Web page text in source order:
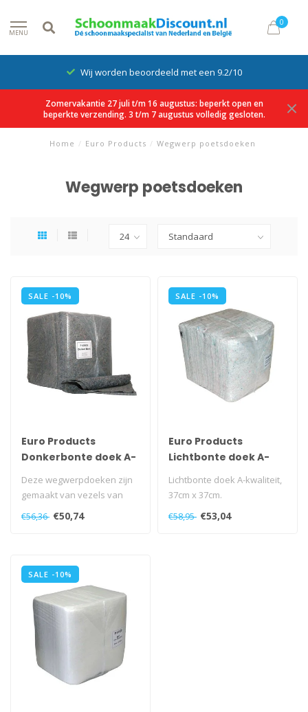
MENU
0
Wij worden beoordeeld met een 9.2/10
Zomervakantie 27 juli t/m 16 augustus: beperkt open en
beperkte verzending. 3 t/m 7 augustus volledig gesloten.
Home / Euro Products / Wegwerp poetsdoeken
Wegwerp poetsdoeken
SALE -10%
Euro Products
Donkerbonte doek A-
kwaliteit, 37cm x 37cm
Deze wegwerpdoeken zijn
gemaakt van vezels van
overwegend katoen. De
€56,36 €50,74
SALE -10%
Euro Products
Lichtbonte doek A-
kwaliteit, 37cm x 37cm
Lichtbonte doek A-kwaliteit,
37cm x 37cm.
€58,95 €53,04
SALE -10%